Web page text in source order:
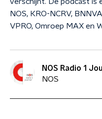
NOS, KRO-NCRV,
VPRO, Omroep MAX en
NOS Radio 1
NOS